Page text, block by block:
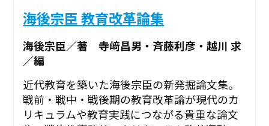
海後宗臣 教育改革論集
海後宗臣／著 寺﨑昌男・斉藤利彦・越川 求
／編
近代教育を築いた海後宗臣の新発掘論文集。
戦前・戦中・戦後期の教育改革論が現代のカ
リキュラムや教育実践につながる貴重な論文